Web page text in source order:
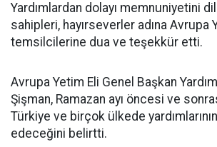
Yardımlardan dolayı memnuniyetini
sahipleri, hayırseverler adına Avrupa
temsilcilerine dua ve teşekkür etti.
Avrupa Yetim Eli Genel Başkan
Şişman, Ramazan ayı öncesi ve
Türkiye ve birçok ülkede
edeceğini belirtti.